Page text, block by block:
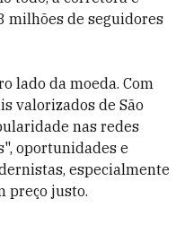
milhões de seguidores
lado da moeda. Com
valorizados de São
nas redes
oportunidades e
especialmente
preço justo.